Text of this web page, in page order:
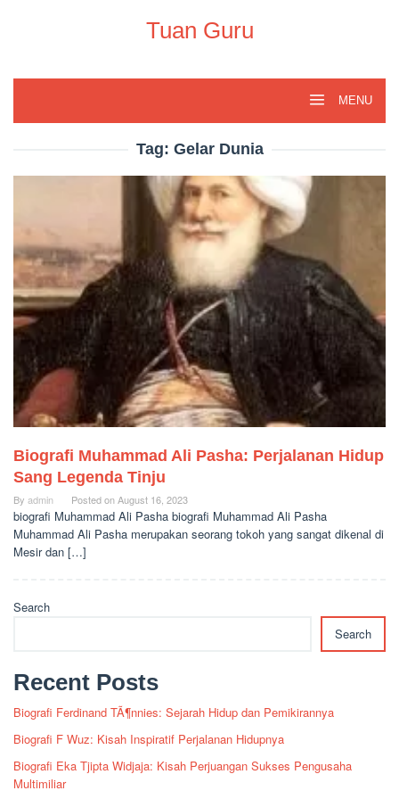
Tuan Guru
MENU
Tag: Gelar Dunia
Biografi Muhammad Ali Pasha: Perjalanan Hidup
Sang Legenda Tinju
By admin Posted onAugust 16, 2023
biografi Muhammad Ali Pasha biografi Muhammad Ali Pasha
Muhammad Ali Pasha merupakan seorang tokoh yang sangat dikenal di
Mesir dan […]
Search
Search
Recent Posts
Biografi Ferdinand TÃ¶nnies: Sejarah Hidup dan Pemikirannya
Biografi F Wuz: Kisah Inspiratif Perjalanan Hidupnya
Biografi Eka Tjipta Widjaja: Kisah Perjuangan Sukses Pengusaha
Multimiliar